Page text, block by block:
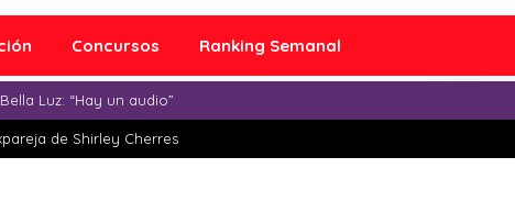
Concursos Ranking Semanal
Luz: “Hay un audio”
de Shirley Cherres